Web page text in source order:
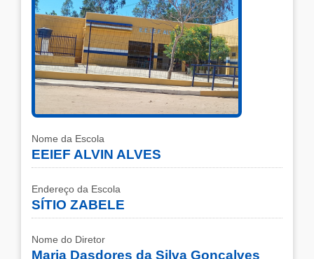
Nome da Escola
EEIEF ALVIN ALVES
Endereço da Escola
SÍTIO ZABELE
Nome do Diretor
Maria Dasdores da Silva Gonçalves